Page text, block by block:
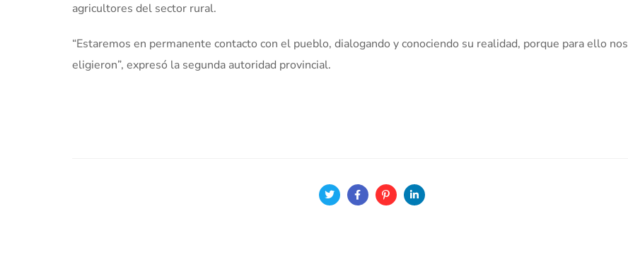
agricultores del sector rural.
“Estaremos en permanente contacto con el pueblo, dialogando y conociendo su realidad, porque para ello nos
eligieron”, expresó la segunda autoridad provincial.